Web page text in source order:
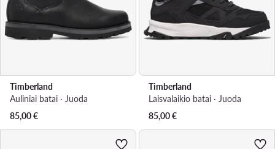
Timberland
Auliniai batai · Juoda
85,00€
Timberland
Laisvalaikio batai · Juoda
85,00€